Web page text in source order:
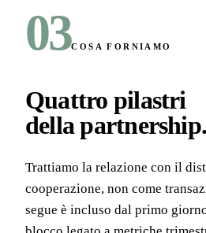
03COSA FORNIAMO
Quattro pilastri
della partnership.
Trattiamo la relazione con il
cooperazione, non come
segue è incluso dal primo